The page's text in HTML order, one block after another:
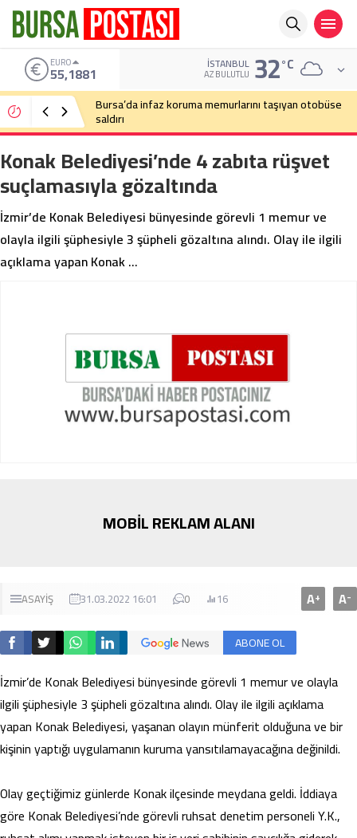
ALTIN
6.660,55 İSTANBUL
AZ BULUTLU 32°C
Bursa’da cadde ortasında bıçaklı kavga
Konak Belediyesi’nde 4 zabıta rüşvet
suçlamasıyla gözaltında
İzmir’de Konak Belediyesi bünyesinde görevli 1 memur ve
olayla ilgili şüphesiyle 3 şüpheli gözaltına alındı. Olay ile ilgili
açıklama yapan Konak …
MOBİL REKLAM ALANI
ASAYİŞ 31.03.2022 16:01 0 16 A+ A-
ABONE OL
İzmir’de Konak Belediyesi bünyesinde görevli 1 memur ve olayla
ilgili şüphesiyle 3 şüpheli gözaltına alındı. Olay ile ilgili açıklama
yapan Konak Belediyesi, yaşanan olayın münferit olduğuna ve bir
kişinin yaptığı uygulamanın kuruma yansıtılamayacağına değinildi.
Olay geçtiğimiz günlerde Konak ilçesinde meydana geldi. İddiaya
göre Konak Belediyesi’nde görevli ruhsat denetim personeli Y.K.,